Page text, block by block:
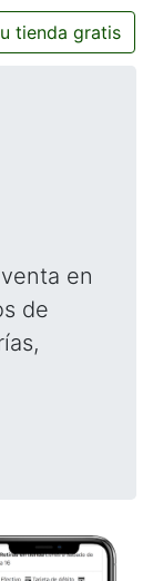
tienda gratis
en
de